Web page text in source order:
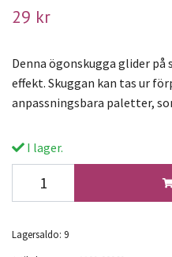
29 kr
Denna ögonskugga glider
effekt. Skuggan kan tas ur
anpassningsbara paletter,
I lager.
Lagersaldo: 9